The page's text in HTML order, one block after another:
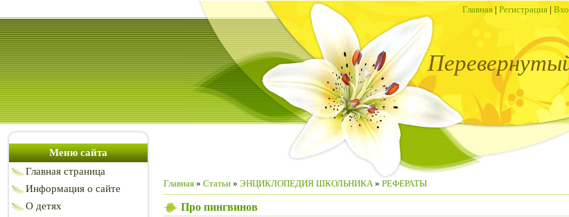
Главная | Регистрация |
Меню сайта
Главная страница
Информация о сайте
О детях
Главная » Статьи » ЭНЦИКЛОПЕДИЯ ШКОЛЬНИКА» РЕФЕРАТЫ
Про пингвинов